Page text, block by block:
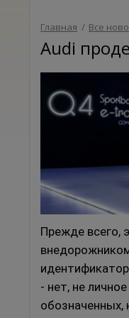
Главная / Все
Audi
Прежде всего,
- нет, не
обозначенных,